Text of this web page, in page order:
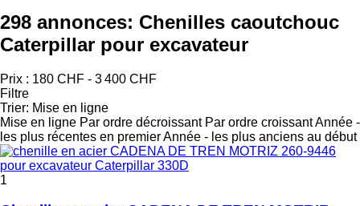
298 annonces: Chenilles caoutchouc
Caterpillar pour excavateur
Prix : 180 CHF - 3 400 CHF
Filtre
Trier: Mise en ligne
Mise en ligne Par ordre décroissant Par ordre croissantAnnée -
les plus récentes en premierAnnée - les plus anciens au début
1